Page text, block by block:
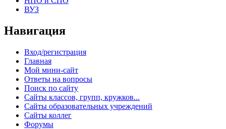
ВУЗ
Навигация
Вход/регистрация
Главная
Мой мини-сайт
Ответы на вопросы
Поиск по сайту
Сайты классов, групп, кружков...
Сайты образовательных учреждений
Сайты коллег
Форумы